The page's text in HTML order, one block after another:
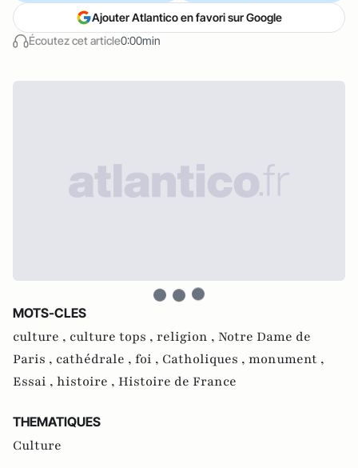
Écoutez cet article0:00min
Ajouter Atlantico en favori sur Google
MOTS-CLES
culture , culture tops , religion , Notre Dame de
Paris , cathédrale , foi , Catholiques , monument ,
Essai , histoire , Histoire de France
THEMATIQUES
Culture